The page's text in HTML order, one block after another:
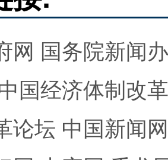
网 国务院新闻
国经济体制改
论坛 中国新闻网